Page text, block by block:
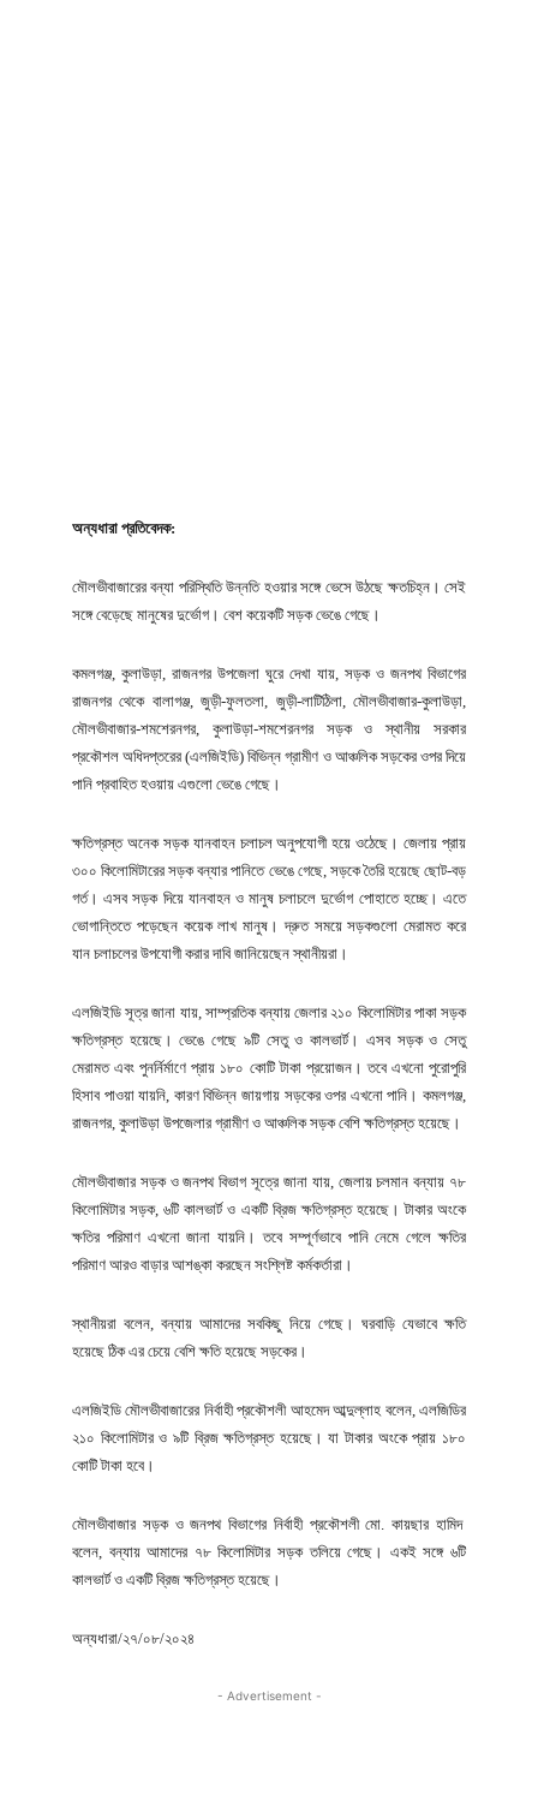
অন্যধারা প্রতিবেদক:
মৌলভীবাজারের বন্যা পরিস্থিতি উন্নতি হওয়ার সঙ্গে ভেসে উঠছে ক্ষতচিহ্ন। সেই
সঙ্গে বেড়েছে মানুষের দুর্ভোগ। বেশ কয়েকটি সড়ক ভেঙে গেছে।
কমলগঞ্জ, কুলাউড়া, রাজনগর উপজেলা ঘুরে দেখা যায়, সড়ক ও জনপথ বিভাগের
রাজনগর থেকে বালাগঞ্জ, জুড়ী-ফুলতলা, জুড়ী-লাটিঠিলা, মৌলভীবাজার-কুলাউড়া,
মৌলভীবাজার-শমশেরনগর, কুলাউড়া-শমশেরনগর সড়ক ও স্থানীয় সরকার
প্রকৌশল অধিদপ্তরের (এলজিইডি) বিভিন্ন গ্রামীণ ও আঞ্চলিক সড়কের ওপর দিয়ে
পানি প্রবাহিত হওয়ায় এগুলো ভেঙে গেছে।
ক্ষতিগ্রস্ত অনেক সড়ক যানবাহন চলাচল অনুপযোগী হয়ে ওঠেছে। জেলায় প্রায়
৩০০ কিলোমিটারের সড়ক বন্যার পানিতে ভেঙে গেছে, সড়কে তৈরি হয়েছে ছোট-বড়
গর্ত। এসব সড়ক দিয়ে যানবাহন ও মানুষ চলাচলে দুর্ভোগ পোহাতে হচ্ছে। এতে
ভোগান্তিতে পড়েছেন কয়েক লাখ মানুষ। দ্রুত সময়ে সড়কগুলো মেরামত করে
যান চলাচলের উপযোগী করার দাবি জানিয়েছেন স্থানীয়রা।
এলজিইডি সূত্র জানা যায়, সাম্প্রতিক বন্যায় জেলার ২১০ কিলোমিটার পাকা সড়ক
ক্ষতিগ্রস্ত হয়েছে। ভেঙে গেছে ৯টি সেতু ও কালভার্ট। এসব সড়ক ও সেতু
মেরামত এবং পুনর্নির্মাণে প্রায় ১৮০ কোটি টাকা প্রয়োজন। তবে এখনো পুরোপুরি
হিসাব পাওয়া যায়নি, কারণ বিভিন্ন জায়গায় সড়কের ওপর এখনো পানি। কমলগঞ্জ,
রাজনগর, কুলাউড়া উপজেলার গ্রামীণ ও আঞ্চলিক সড়ক বেশি ক্ষতিগ্রস্ত হয়েছে।
মৌলভীবাজার সড়ক ও জনপথ বিভাগ সূত্রে জানা যায়, জেলায় চলমান বন্যায় ৭৮
কিলোমিটার সড়ক, ৬টি কালভার্ট ও একটি ব্রিজ ক্ষতিগ্রস্ত হয়েছে। টাকার অংকে
ক্ষতির পরিমাণ এখনো জানা যায়নি। তবে সম্পূর্ণভাবে পানি নেমে গেলে ক্ষতির
পরিমাণ আরও বাড়ার আশঙ্কা করছেন সংশ্লিষ্ট কর্মকর্তারা।
স্থানীয়রা বলেন, বন্যায় আমাদের সবকিছু নিয়ে গেছে। ঘরবাড়ি যেভাবে ক্ষতি
হয়েছে ঠিক এর চেয়ে বেশি ক্ষতি হয়েছে সড়কের।
এলজিইডি মৌলভীবাজারের নির্বাহী প্রকৌশলী আহমেদ আব্দুল্লাহ বলেন, এলজিডির
২১০ কিলোমিটার ও ৯টি ব্রিজ ক্ষতিগ্রস্ত হয়েছে। যা টাকার অংকে প্রায় ১৮০
কোটি টাকা হবে।
মৌলভীবাজার সড়ক ও জনপথ বিভাগের নির্বাহী প্রকৌশলী মো. কায়ছার হামিদ
বলেন, বন্যায় আমাদের ৭৮ কিলোমিটার সড়ক তলিয়ে গেছে। একই সঙ্গে ৬টি
কালভার্ট ও একটি ব্রিজ ক্ষতিগ্রস্ত হয়েছে।
অন্যধারা/২৭/০৮/২০২৪
- Advertisement -